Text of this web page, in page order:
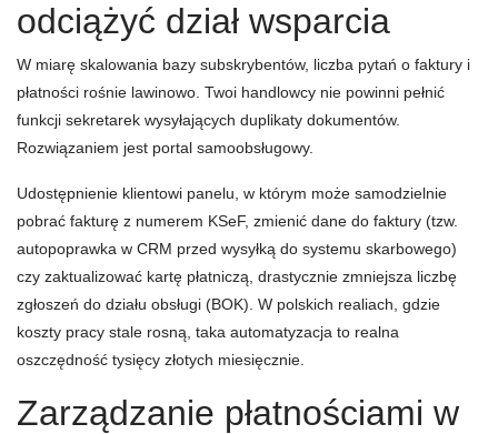
odciążyć dział wsparcia
W miarę skalowania bazy subskrybentów, liczba pytań o faktury i
płatności rośnie lawinowo. Twoi handlowcy nie powinni pełnić
funkcji sekretarek wysyłających duplikaty dokumentów.
Rozwiązaniem jest portal samoobsługowy.
Udostępnienie klientowi panelu, w którym może samodzielnie
pobrać fakturę z numerem KSeF, zmienić dane do faktury (tzw.
autopoprawka w CRM przed wysyłką do systemu skarbowego)
czy zaktualizować kartę płatniczą, drastycznie zmniejsza liczbę
zgłoszeń do działu obsługi (BOK). W polskich realiach, gdzie
koszty pracy stale rosną, taka automatyzacja to realna
oszczędność tysięcy złotych miesięcznie.
Zarządzanie płatnościami w